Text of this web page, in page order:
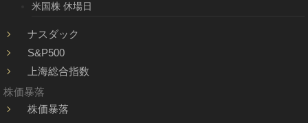
米国株 休場日
ナスダック
S&P500
上海総合指数
株価暴落
株価暴落